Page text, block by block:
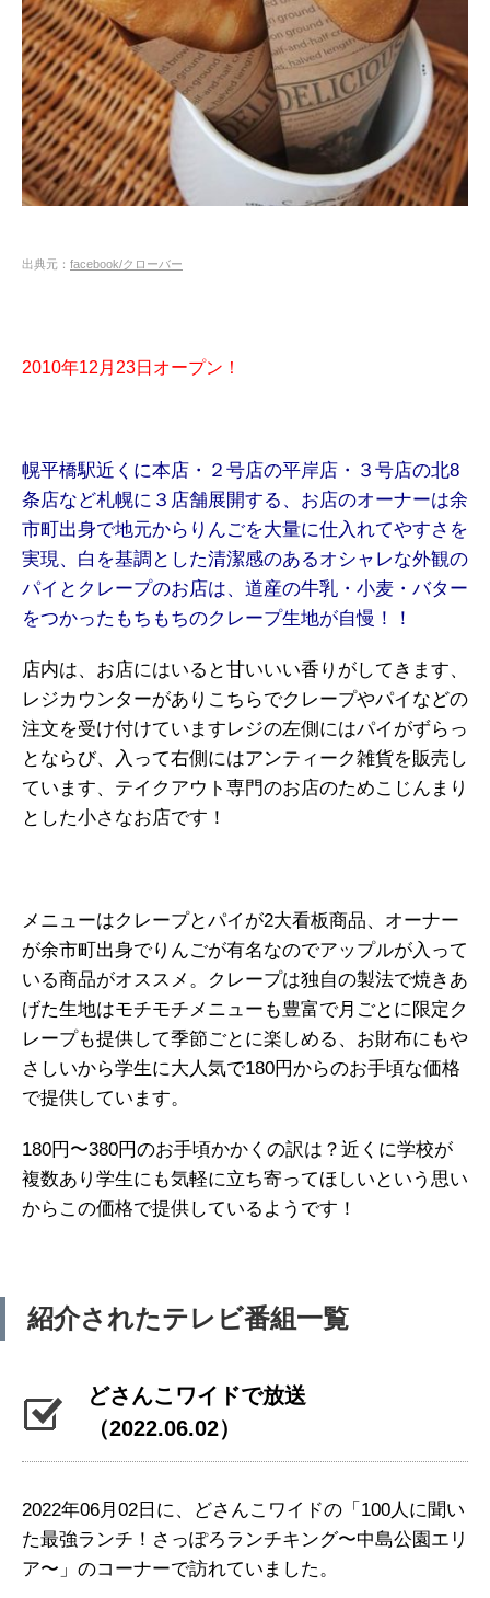
出典元： facebook/クローバー
2010年12月23日オープン！
幌平橋駅近くに本店・２号店の平岸店・３号店の北8
条店など札幌に３店舗展開する、お店のオーナーは余
市町出身で地元からりんごを大量に仕入れてやすさを
実現、白を基調とした清潔感のあるオシャレな外観の
パイとクレープのお店は、道産の牛乳・小麦・バター
をつかったもちもちのクレープ生地が自慢！！
店内は、お店にはいると甘いいい香りがしてきます、
レジカウンターがありこちらでクレープやパイなどの
注文を受け付けていますレジの左側にはパイがずらっ
とならび、入って右側にはアンティーク雑貨を販売し
ています、テイクアウト専門のお店のためこじんまり
とした小さなお店です！
メニューはクレープとパイが2大看板商品、オーナー
が余市町出身でりんごが有名なのでアップルが入って
いる商品がオススメ。クレープは独自の製法で焼きあ
げた生地はモチモチメニューも豊富で月ごとに限定ク
レープも提供して季節ごとに楽しめる、お財布にもや
さしいから学生に大人気で180円からのお手頃な価格
で提供しています。
180円〜380円のお手頃かかくの訳は？近くに学校が
複数あり学生にも気軽に立ち寄ってほしいという思い
からこの価格で提供しているようです！
紹介されたテレビ番組一覧
どさんこワイドで放送
（2022.06.02）
2022年06月02日に、どさんこワイドの「100人に聞い
た最強ランチ！さっぽろランチキング〜中島公園エリ
ア〜」のコーナーで訪れていました。